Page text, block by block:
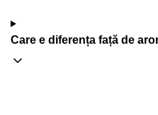
Care e diferența față de